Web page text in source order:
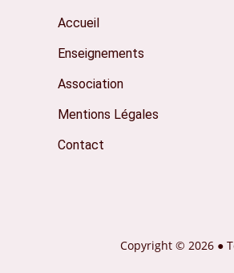
Accueil
Enseignements
Association
Mentions Légales
Contact
Copyright © 2026 ●